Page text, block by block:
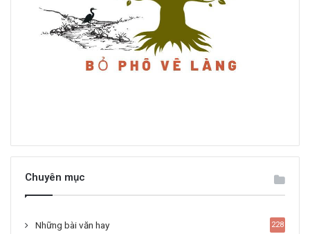
Chuyên mục
Những bài văn hay 228